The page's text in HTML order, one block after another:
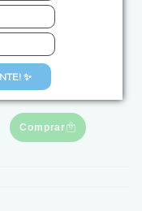
✨
de Prata Concha
Texturizada
R$69,90
deR$23,30
Comprar